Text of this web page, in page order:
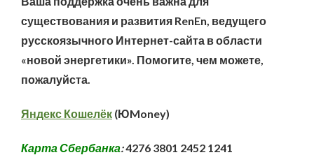
существования и развития RenEn, ведущего
русскоязычного Интернет-сайта в области
«новой энергетики». Помогите, чем можете,
пожалуйста.
Яндекс Кошелёк (ЮMoney)
Карта Сбербанка:4276 3801 2452 1241